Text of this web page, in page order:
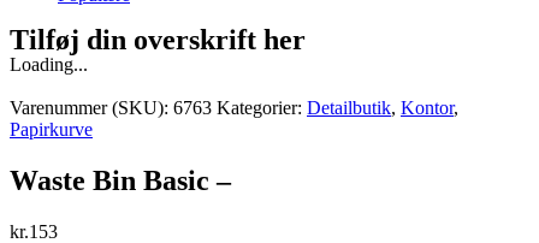
Tilføj din overskrift her
Loading...
Varenummer (SKU): 6763 Kategorier: Detailbutik, Kontor,
Papirkurve
Waste Bin Basic –
kr.153